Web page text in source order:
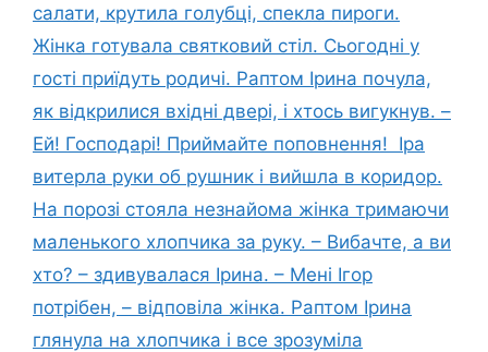
салати, крутила голубці, спекла пироги.
Жінка готувала святковий стіл. Сьогодні у
гості приїдуть родичі. Раптом Ірина почула,
як відкрилися вхідні двері, і хтось вигукнув. –
Ей! Господарі! Приймайте поповнення! Іра
витерла руки об рушник і вийшла в коридор.
На порозі стояла незнайома жінка тримаючи
маленького хлопчика за руку. – Вибачте, а ви
хто? – здивувалася Ірина. – Мені Ігор
потрібен, – відповіла жінка. Раптом Ірина
глянула на хлопчика і все зрозуміла